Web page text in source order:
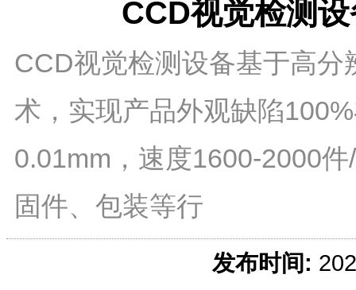
CCD视觉检测
CCD视觉检测设备基于高
术，实现产品外观缺陷
0.01mm，速度1600-2000
固件、包装等行
发布时间: